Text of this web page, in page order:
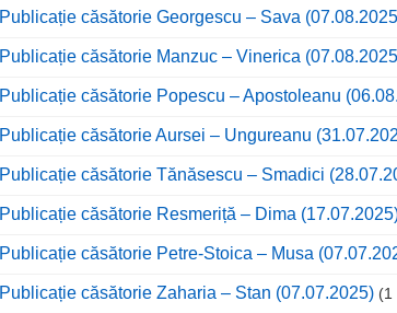
Publicație căsătorie Georgescu – Sava
Publicație căsătorie Manzuc – Vinerica
Publicație căsătorie Popescu – Apostoleanu
Publicație căsătorie Aursei – Ungureanu
Publicație căsătorie Tănăsescu – Smadici
Publicație căsătorie Resmeriță – Dima
Publicație căsătorie Petre-Stoica – Musa
Publicație căsătorie Zaharia – Stan (07.07.2025) (1